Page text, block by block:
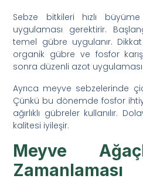
Sebze bitkileri hızlı
uygulaması gerektirir.
temel gübre uygulanır.
organik gübre ve fosfor
sonra düzenli azot
Ayrıca meyve sebzelerinde
Çünkü bu dönemde fosfor
ağırlıklı gübreler kullanılır.
kalitesi iyileşir.
Meyve
Zamanlaması